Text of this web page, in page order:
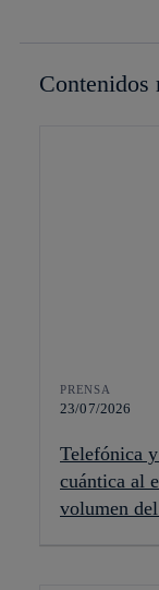
Contenidos
PRENSA
23/07/2026
Telefónica
cuántica al
volumen